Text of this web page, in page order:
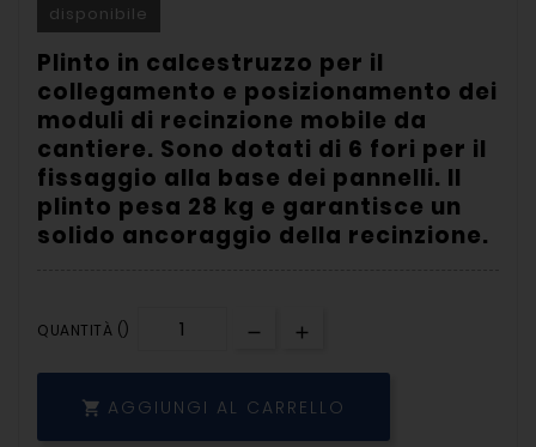
disponibile
Plinto in calcestruzzo per il
collegamento e posizionamento dei
moduli di recinzione mobile da
cantiere. Sono dotati di 6 fori per il
fissaggio alla base dei pannelli. Il
plinto pesa 28 kg e garantisce un
solido ancoraggio della recinzione.
QUANTITÀ ()
 AGGIUNGI AL CARRELLO